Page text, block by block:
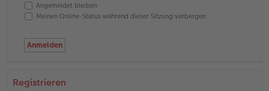
Angemeldet bleiben
Meinen Online-Status während dieser Sitzung verbergen
Registrieren